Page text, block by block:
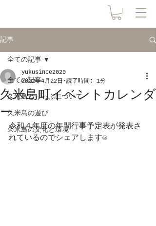
記事
全ての記事
久米島とりっぷについて
久米島の遊び
久米島の文化と環境
全ての記事
久米島町イベントカレンダ
ー
yukusince2020
2022年4月22日
読了時間: 1分
令和４年度の年間行事予定表が発表さ
れているのでシェアします☺